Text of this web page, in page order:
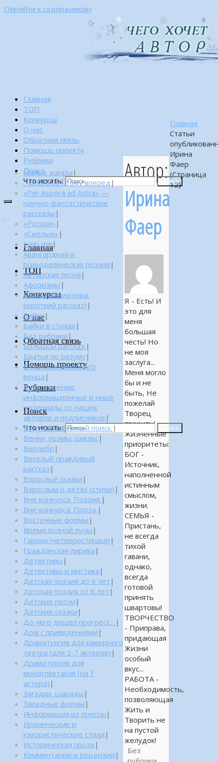
Перейти к содержимому
Главная
ТОП
Конкурсы
О нас
Обратная связь
Помощь проекту
Рубрики
Поиск
Что искать:
Поиск
Главная
ТОП
Конкурсы
О нас
Обратная связь
Помощь проекту
Рубрики
Поиск
Что искать: Поиск
Главная
Статьи
Ирина
Фаер
(Страница
12)
Автор:
Ирина
Фаер
Я - Есть! И
это для
меня
большая
честь! Но
не моя
заслуга...
Меня могло
бы и не
быть, Не
пожелай
Творец
творить!
Жизненные
приоритеты:
БОГ -
Источник,
наполненной
истинным
смыслом,
жизни.
СЕМЬЯ -
Пристань,
не всегда
тихой
гавани,
однако,
всегда
готовой
принять
швартовы!
ТВОРЧЕСТВО
- Приправа,
придающая
Жизни
особый
вкус...
РАБОТА -
Необходимость,
позволяющая
Жить и
Творить не
на пустой
желудок!
Без
Малые жанры |
…много лет тому вперед |
«Per Aspera ad Astra» —
научно-фантастические
рассказы |
«Россия» |
«Смелые» |
Help me|
Авангардная и
психоделическая поэзия |
Авторская песня |
Афоризмы |
Байка (миниатюра,
короткий рассказ) |
Байки|
Байки в стихах |
Без рубрики |
Большой рассказ. |
Братья по разуму|
В поисках алмазного
венца |
В поле зрения:
информационные и иные
материалы от наших
авторов и подписчиков |
Веду собственный поиск. |
Венки, поэмы, циклы. |
Верлибр |
Веселый правдивый
рассказ |
Взрослые сказки |
Взрослым о детях (стихи) |
Вне конкурса. Поэзия. |
Вне конкурса. Проза. |
Восточные формы |
Время полной луны |
Гарики (четверостишья) |
Гражданская лирика |
Детективы |
Детективы и мистика |
Детская поэзия до 6 лет |
Детская поэзия от 6 лет |
Детские песни |
Детские сказки |
До чего дошел прогресс… |
Дом с привидениями |
Драматургия для камерного
театра (для 2-7 актеров) |
Драматургия для
моноспектакля (на 1
актера) |
Загадки, шарады |
Западные формы |
Информация из прессы |
Иронические и
юмористические стихи |
Историческая проза |
Комментарии и рецензии |